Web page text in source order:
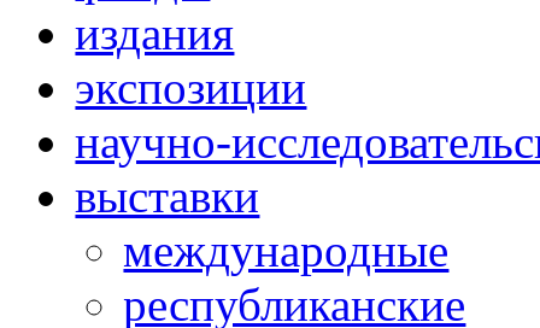
издания
экспозиции
научно-
выставки
международные
республиканские